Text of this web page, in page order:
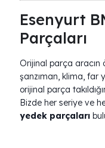
Esenyurt
Parçaları
Orijinal parça aracın
şanzıman, klima, far
orijinal parça
Bizde her seriye ve
yedek parçaları